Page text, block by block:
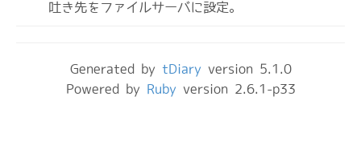
吐き先をファイルサーバに設定。
Generated by tDiary version 5.1.0
Powered by Ruby version 2.6.1-p33